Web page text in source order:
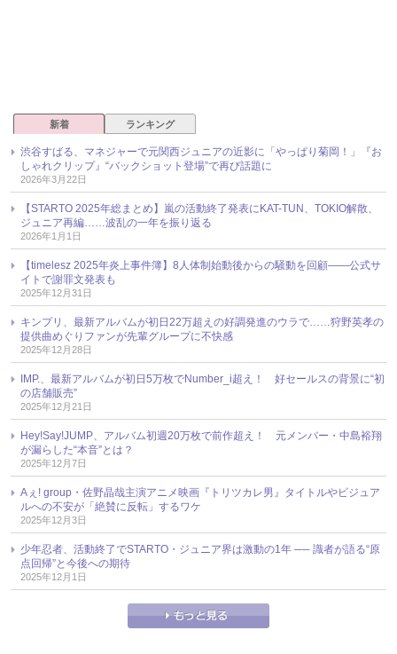
新着 ランキング
渋谷すばる、マネジャーで元関西ジュニアの近影に「やっぱり菊岡！」『お
しゃれクリップ』“バックショット登場”で再び話題に
2026年3月22日
【STARTO 2025年総まとめ】嵐の活動終了発表にKAT-TUN、TOKIO解散、
ジュニア再編……波乱の一年を振り返る
2026年1月1日
【timelesz 2025年炎上事件簿】8人体制始動後からの騒動を回顧――公式サ
イトで謝罪文発表も
2025年12月31日
キンプリ、最新アルバムが初日22万超えの好調発進のウラで……狩野英孝の
提供曲めぐりファンが先輩グループに不快感
2025年12月28日
IMP.、最新アルバムが初日5万枚でNumber_i超え！ 好セールスの背景に“初
の店舗販売”
2025年12月21日
Hey!Say!JUMP、アルバム初週20万枚で前作超え！ 元メンバー・中島裕翔
が漏らした“本音”とは？
2025年12月7日
Aぇ! group・佐野晶哉主演アニメ映画『トリツカレ男』タイトルやビジュア
ルへの不安が「絶賛に反転」するワケ
2025年12月3日
少年忍者、活動終了でSTARTO・ジュニア界は激動の1年 ── 識者が語る“原
点回帰”と今後への期待
2025年12月1日